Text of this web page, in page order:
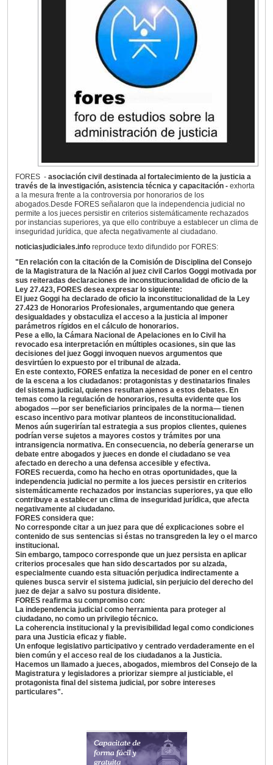
FORES - asociación civil destinada al fortalecimiento de la justicia a
través de la investigación, asistencia técnica y capacitación - exhorta
a la mesura frente a la controversia por honorarios de los
abogados.Desde FORES señalaron que la independencia judicial no
permite a los jueces persistir en criterios sistemáticamente rechazados
por instancias superiores, ya que ello contribuye a establecer un clima de
inseguridad jurídica, que afecta negativamente al ciudadano.
noticiasjudiciales.info reproduce texto difundido por FORES:
"En relación con la citación de la Comisión de Disciplina del Consejo
de la Magistratura de la Nación al juez civil Carlos Goggi motivada por
sus reiteradas declaraciones de inconstitucionalidad de oficio de la
Ley 27.423, FORES desea expresar lo siguiente:
El juez Goggi ha declarado de oficio la inconstitucionalidad de la Ley
27.423 de Honorarios Profesionales, argumentando que genera
desigualdades y obstaculiza el acceso a la justicia al imponer
parámetros rígidos en el cálculo de honorarios.
Pese a ello, la Cámara Nacional de Apelaciones en lo Civil ha
revocado esa interpretación en múltiples ocasiones, sin que las
decisiones del juez Goggi invoquen nuevos argumentos que
desvirtúen lo expuesto por el tribunal de alzada.
En este contexto, FORES enfatiza la necesidad de poner en el centro
de la escena a los ciudadanos: protagonistas y destinatarios finales
del sistema judicial, quienes resultan ajenos a estos debates. En
temas como la regulación de honorarios, resulta evidente que los
abogados —por ser beneficiarios principales de la norma— tienen
escaso incentivo para motivar planteos de inconstitucionalidad.
Menos aún sugerirían tal estrategia a sus propios clientes, quienes
podrían verse sujetos a mayores costos y trámites por una
intransigencia normativa. En consecuencia, no debería generarse un
debate entre abogados y jueces en donde el ciudadano se vea
afectado en derecho a una defensa accesible y efectiva.
FORES recuerda, como ha hecho en otras oportunidades, que la
independencia judicial no permite a los jueces persistir en criterios
sistemáticamente rechazados por instancias superiores, ya que ello
contribuye a establecer un clima de inseguridad jurídica, que afecta
negativamente al ciudadano.
FORES considera que:
No corresponde citar a un juez para que dé explicaciones sobre el
contenido de sus sentencias si éstas no transgreden la ley o el marco
institucional.
Sin embargo, tampoco corresponde que un juez persista en aplicar
criterios procesales que han sido descartados por su alzada,
especialmente cuando esta situación perjudica indirectamente a
quienes busca servir el sistema judicial, sin perjuicio del derecho del
juez de dejar a salvo su postura disidente.
FORES reafirma su compromiso con:
La independencia judicial como herramienta para proteger al
ciudadano, no como un privilegio técnico.
La coherencia institucional y la previsibilidad legal como condiciones
para una Justicia eficaz y fiable.
Un enfoque legislativo participativo y centrado verdaderamente en el
bien común y el acceso real de los ciudadanos a la Justicia.
Hacemos un llamado a jueces, abogados, miembros del Consejo de la
Magistratura y legisladores a priorizar siempre al justiciable, el
protagonista final del sistema judicial, por sobre intereses
particulares".